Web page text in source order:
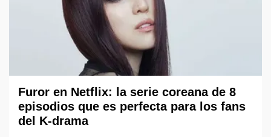
Furor en Netflix: la serie coreana de 8
episodios que es perfecta para los fans
del K-drama